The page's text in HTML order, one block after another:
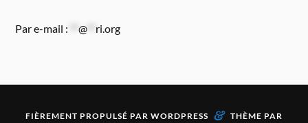
Par e-mail : **@ ri.org
FIÈREMENT PROPULSÉ PAR WORDPRESS & THÈME PAR